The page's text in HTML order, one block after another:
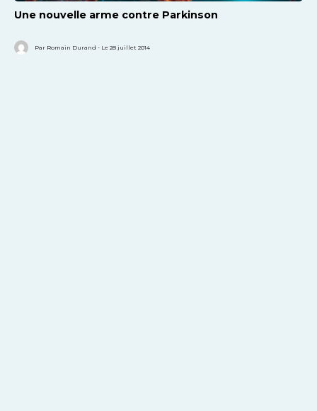
Une nouvelle arme contre Parkinson
Par Romain Durand - Le 28 juillet 2014